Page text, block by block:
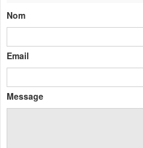
Nom
Email
Message